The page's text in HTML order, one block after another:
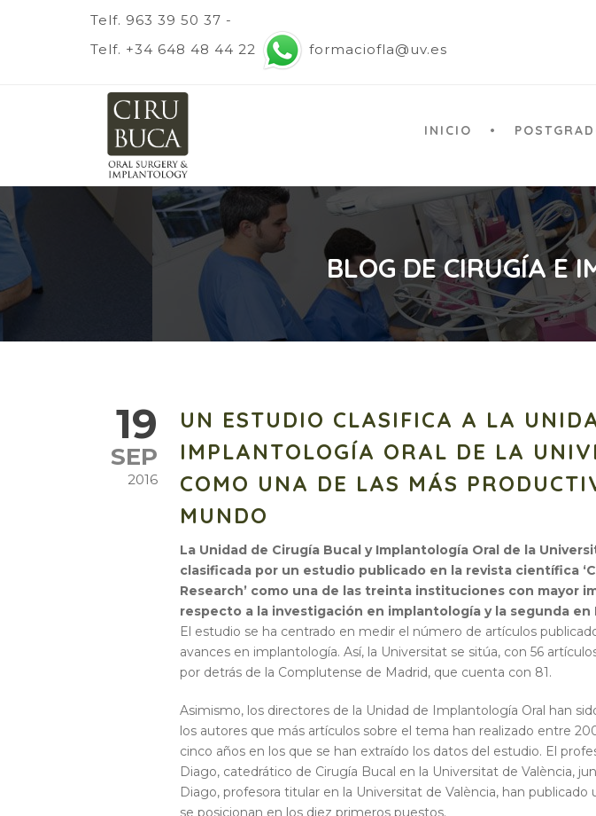
Telf. 963 39 50 37 -
Telf. +34 648 48 44 22
formaciofla@uv.es
INICIO
BLOG DE CIRUGÍA E
19
SEP
2016
UN ESTUDIO CLASIFICA A LA
IMPLANTOLOGÍA ORAL DE LA
COMO UNA DE LAS MÁS
MUNDO
La Unidad de Cirugía Bucal y Implantología Oral de la
clasificada por un estudio publicado en la revista científica
Research’ como una de las treinta instituciones con mayor
respecto a la investigación en implantología y la segunda en
El estudio se ha centrado en medir el número de artículos
avances en implantología. Así, la Universitat se sitúa, con 56
por detrás de la Complutense de Madrid, que cuenta con 81.
Asimismo, los directores de la Unidad de Implantología Oral han
los autores que más artículos sobre el tema han realizado entre
cinco años en los que se han extraído los datos del estudio. El
Diago, catedrático de Cirugía Bucal en la Universitat de València,
Diago, profesora titular en la Universitat de València, han